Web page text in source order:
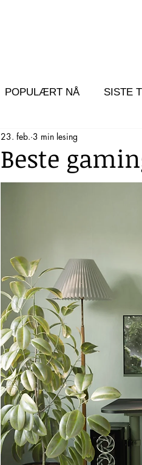
POPULÆRT NÅ SISTE
Beste
23. feb. 3 min lesing